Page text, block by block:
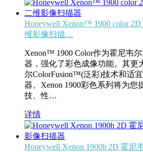
Honeywell Xenon™ 1900 color
维影像扫描…
Xenon™ 1900 Color作为霍尼韦
器，强化了彩色成像功能。
尔ColorFusion™(泛彩)技术和适
器。Xenon 1900彩色系列将为
技、性…
详情
Honeywell Xenon 1900h 2D 霍尼